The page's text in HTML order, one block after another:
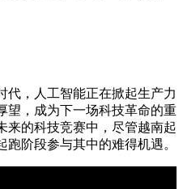
代，人工智能正在掀起生产力
望，成为下一场科技革命的重
来的科技竞赛中，尽管越南起
阶段参与其中的难得机遇。